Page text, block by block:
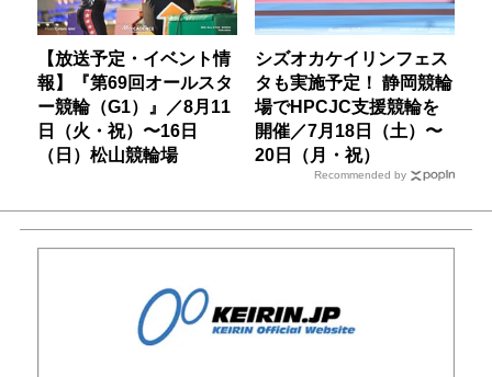
【放送予定・イベント情
報】『第69回オールスタ
ー競輪（G1）』／8月11
日（火・祝）〜16日
（日）松山競輪場
シズオカケイリンフェス
タも実施予定！ 静岡競輪
場でHPCJC支援競輪を
開催／7月18日（土）〜
20日（月・祝）
Recommended by